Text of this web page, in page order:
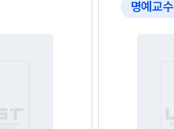
명예교수